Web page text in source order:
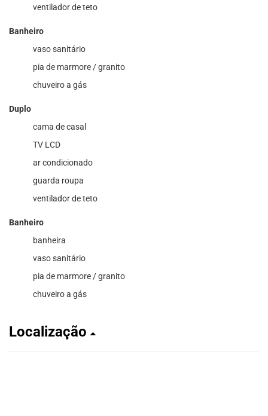
ventilador de teto
Banheiro
vaso sanitário
pia de marmore / granito
chuveiro a gás
Duplo
cama de casal
TV LCD
ar condicionado
guarda roupa
ventilador de teto
Banheiro
banheira
vaso sanitário
pia de marmore / granito
chuveiro a gás
Localização